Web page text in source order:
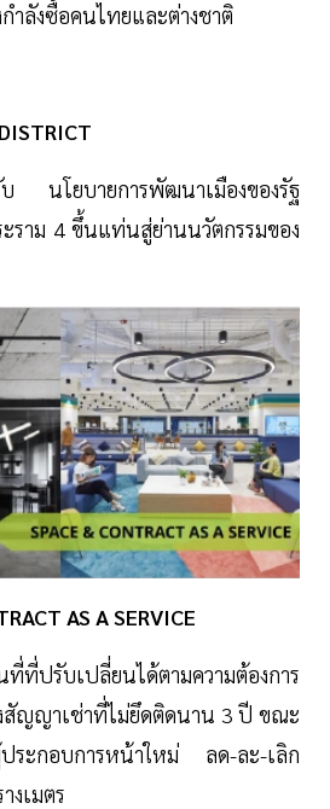
ำลังซื้อคนไทยและต่างชาติ
บ นโยบายการพัฒนาเมืองของรัฐ
ราม 4 ขึ้นแท่นสู่ย่านนวัตกรรมของ
AS A SERVICE
ที่ปรับเปลี่ยนได้ตามความต้องการ
สัญญาเช่าที่ไม่ยึดติดนาน 3 ปี ขณะ
ะกอบการหน้าใหม่ ลด-ละ-เลิก
งเมตร